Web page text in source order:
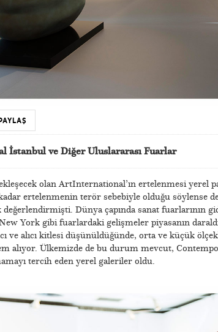
İstanbul ve Diğer Uluslararası Fuarlar
olan ArtInternational’ın ertelenmesi yerel
ertelenmenin terör sebebiyle olduğu söylense
Dünya çapında sanat fuarlarının
York gibi fuarlardaki gelişmeler piyasanın
ve alıcı kitlesi düşünüldüğünde, orta ve küçük
alıyor. Ülkemizde de bu durum mevcut,
tercih eden yerel galeriler oldu.